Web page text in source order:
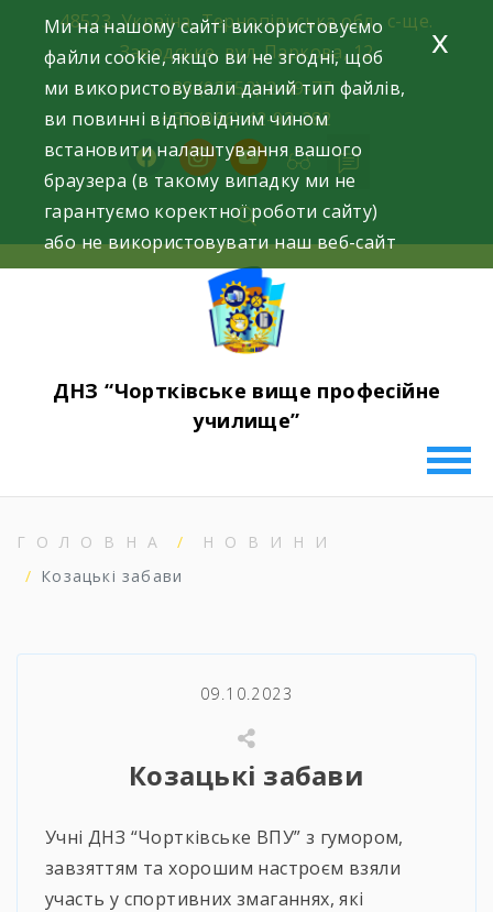
content
48523, Україна, Тернопільська обл., с-ще.
Заводське, вул. Паркова, 12
+38 (03552) 2-49-77
+38 (096) 42-93-282
facebookinstagramyoutube
ДНЗ “Чортківське вище професійне
училище”
ГОЛОВНА
НОВИНИ
Козацькі забави
09.10.2023
Козацькі забави
Учні ДНЗ “Чортківське ВПУ” з гумором,
завзяттям та хорошим настроєм взяли
участь у спортивних змаганнях, які
Ми на нашому сайті використовуємо
файли cookie, якщо ви не згодні, щоб
ми використовували даний тип файлів,
ви повинні відповідним чином
встановити налаштування вашого
браузера (в такому випадку ми не
гарантуємо коректної роботи сайту)
або не використовувати наш веб-сайт
x